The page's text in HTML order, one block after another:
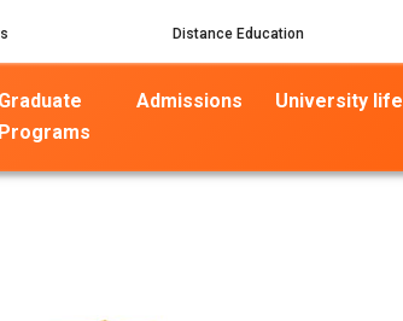
Distance Education
Graduate
Programs
Admissions University life